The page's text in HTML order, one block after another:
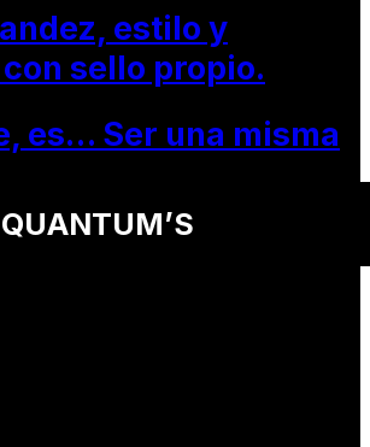
estilo y
sello propio.
es… Ser una misma